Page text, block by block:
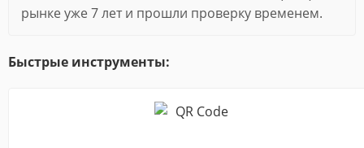
рынке уже 7 лет и прошли проверку временем.
Быстрые инструменты: